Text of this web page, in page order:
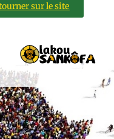
sur le site